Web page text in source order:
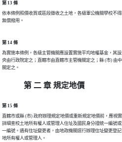
第 13 條
依本條例照價收買或區段徵收之土地，各級軍公機關學校不
第 14 條
為實施本條例，各級主管機關應設置實施平均地權基金，其
央由行政院定之；直轄市由直轄市主管機關定之；縣 (市) 由
關定之。
第 二 章 規定地價
第 15 條
直轄市或縣 (市) 政府辦理規定地價或重新規定地價前，應視實
詳細查校土地所有權人或管理人住址及國民身分證統一編號
一編號。遇有住址變更者，由地政機關逕行辦理住址變更登
地所有權人或管理人。